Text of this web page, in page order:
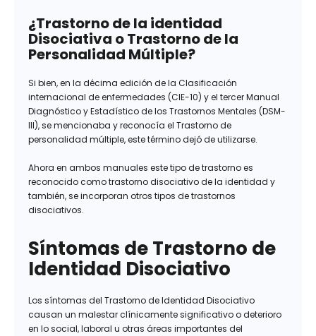
¿Trastorno de la identidad
Disociativa o Trastorno de la
Personalidad Múltiple?
Si bien, en la décima edición de la Clasificación
internacional de enfermedades (CIE-10) y el tercer Manual
Diagnóstico y Estadístico de los Trastornos Mentales (DSM-
III), se mencionaba y reconocía el Trastorno de
personalidad múltiple, este término dejó de utilizarse.
Ahora en ambos manuales este tipo de trastorno es
reconocido como trastorno disociativo de la identidad y
también, se incorporan otros tipos de trastornos
disociativos.
Síntomas de Trastorno de
Identidad Disociativo
Los síntomas del Trastorno de Identidad Disociativo
causan un malestar clínicamente significativo o deterioro
en lo social, laboral u otras áreas importantes del